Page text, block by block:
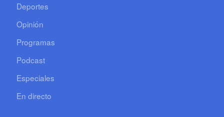
Deportes
Opinión
Programas
Podcast
Especiales
En directo